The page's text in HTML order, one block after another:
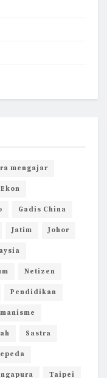
mengajar
Ekon
Gadis China
Jatim Johor
Netizen
Pendidikan
Sastra
Taipei